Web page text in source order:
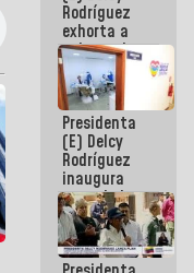
Rodríguez
exhorta a
gobernadores
y alcaldes a
edificar
casas para
abuelos
Presidenta
(E) Delcy
Rodríguez
inaugura
casa de los
Abuelos
Primavera
en Caracas